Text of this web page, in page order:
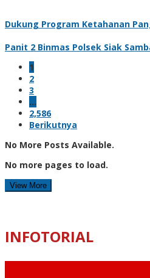
Dukung Program Ketahanan
Panit 2 Binmas Polsek Siak
1
2
3
…
2,586
Berikutnya
No More Posts Available.
No more pages to load.
View More
INFOTORIAL